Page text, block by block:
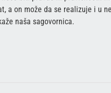
a on može da se realizuje i u
naša sagovornica.